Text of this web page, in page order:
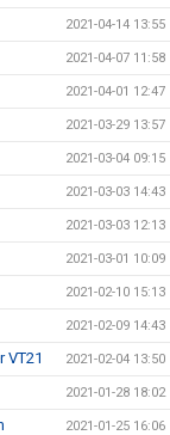
2021-04-14 13:55
2021-04-07 11:58
2021-04-01 12:47
2021-03-29 13:57
2021-03-04 09:15
2021-03-03 14:43
2021-03-03 12:13
2021-03-01 10:09
2021-02-10 15:13
2021-02-09 14:43
VT21 2021-02-04 13:50
2021-01-28 18:02
2021-01-25 16:06